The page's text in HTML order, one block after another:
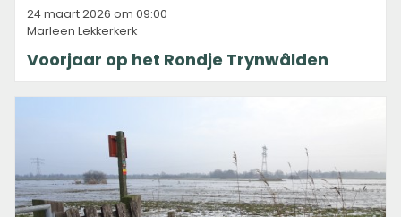
24 maart 2026 om 09:00
Marleen Lekkerkerk
Voorjaar op het Rondje Trynwâlden